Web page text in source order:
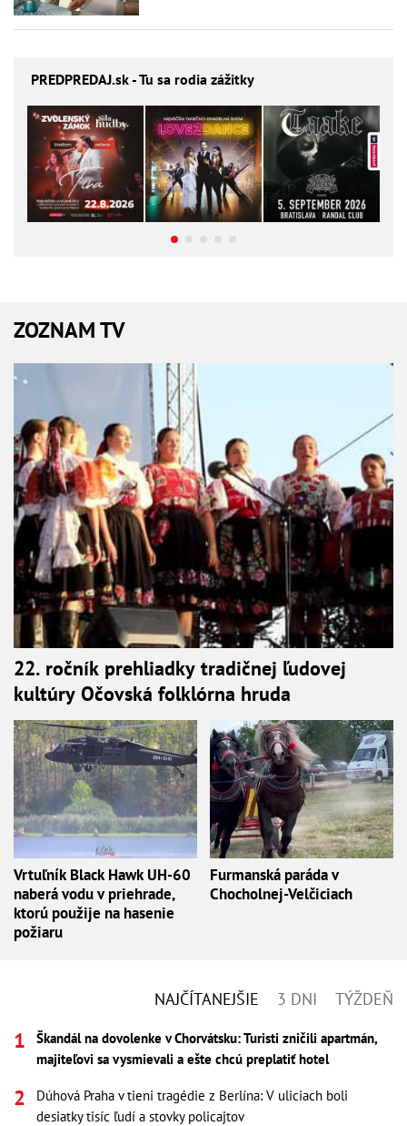
PREDPREDAJ.sk - Tu sa rodia zážitky
ZOZNAM TV
22. ročník prehliadky tradičnej ľudovej
kultúry Očovská folklórna hruda
Vrtuľník Black Hawk UH-60
naberá vodu v priehrade,
ktorú použije na hasenie
požiaru
Furmanská paráda v
Chocholnej-Velčiciach
NAJČÍTANEJŠIE 3 DNI TÝŽDEŇ
Škandál na dovolenke v Chorvátsku: Turisti zničili apartmán,
majiteľovi sa vysmievali a ešte chcú preplatiť hotel
Dúhová Praha v tieni tragédie z Berlína: V uliciach boli
desiatky tisíc ľudí a stovky policajtov